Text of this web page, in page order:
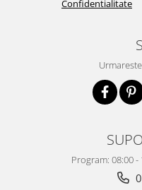
Confidentialitate
Program: 08:00